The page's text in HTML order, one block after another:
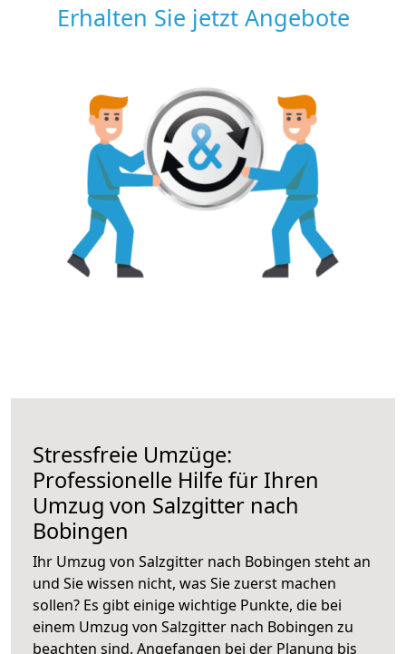
Erhalten Sie jetzt Angebote
Stressfreie Umzüge:
Professionelle Hilfe für Ihren
Umzug von Salzgitter nach
Bobingen
Ihr Umzug von Salzgitter nach Bobingen steht an
und Sie wissen nicht, was Sie zuerst machen
sollen? Es gibt einige wichtige Punkte, die bei
einem Umzug von Salzgitter nach Bobingen zu
beachten sind. Angefangen bei der Planung bis